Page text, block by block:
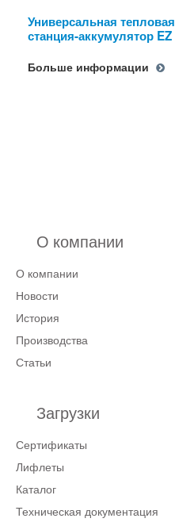
Универсальная тепловая
станция-аккумулятор EZ
Больше информации
О компании
О компании
Новости
История
Производства
Статьи
Загрузки
Сертификаты
Лифлеты
Каталог
Техническая документация